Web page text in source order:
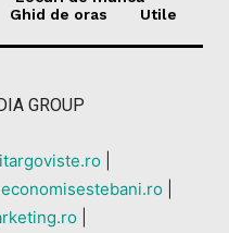
Ghid de oras Utile
GROUP
economisestebani.ro